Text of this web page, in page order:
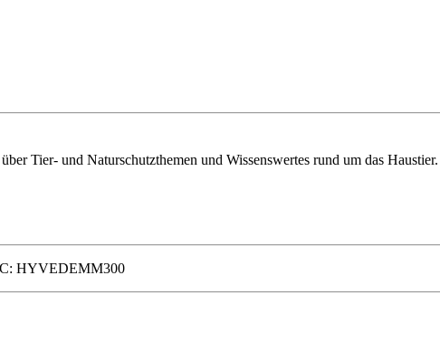
Tier- und Naturschutzthemen und Wissenswertes rund um das Haustier.
HYVEDEMM300